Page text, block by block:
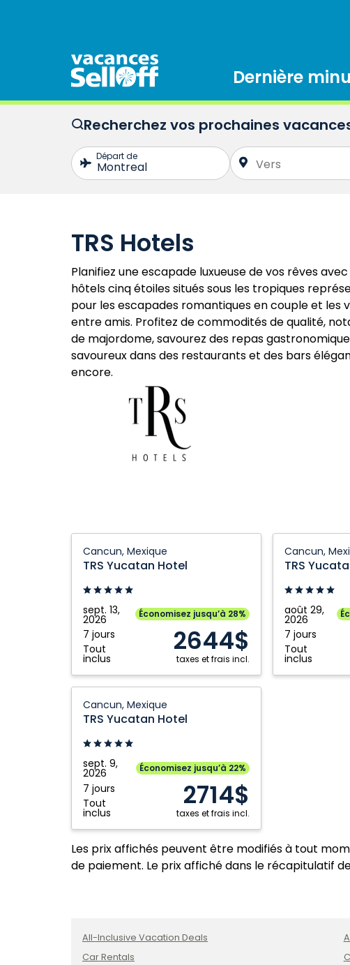
Dernière
Recherchez vos prochaines
TRS Hotels
Planifiez une escapade luxueuse de vos rêves avec
hôtels cinq étoiles situés sous les tropiques
pour les escapades romantiques en couple et les
entre amis. Profitez de commodités de qualité,
de majordome, savourez des repas
savoureux dans des restaurants et des bars
encore.
Cancun, Mexique
TRS Yucatan Hotel
sept. 13,
2026
7 jours
Tout
inclus
Économisez jusqu’à 28%
2644$
taxes et frais incl.
Yucatan
Hotel:
Cancun,
Mexique
Cancun,
TRS
août 29,
2026
7 jours
Tout
inclus
Yucatan
Hotel:
Cancun,
Mexique
Cancun, Mexique
TRS Yucatan Hotel
sept. 9,
2026
7 jours
Tout
inclus
Économisez jusqu’à 22%
2714$
taxes et frais incl.
Yucatan
Hotel:
Cancun,
Mexique
Les prix affichés peuvent être modifiés à tout
de paiement. Le prix affiché dans le récapitulatif
All-Inclusive Vacation Deals
Car Rentals